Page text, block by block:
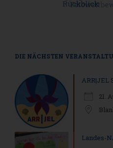
DIE NÄCHSTEN
ARR|JEL
21.
Landes-